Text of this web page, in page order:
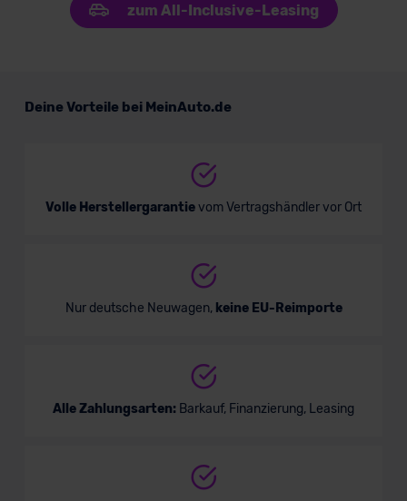
zum All-Inclusive-Leasing
Deine Vorteile bei MeinAuto.de
Volle Herstellergarantievom Vertragshändler vor Ort
Nur deutsche Neuwagen, keine EU-Reimporte
Alle Zahlungsarten: Barkauf, Finanzierung, Leasing